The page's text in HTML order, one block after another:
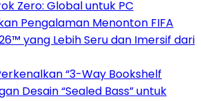
Zero: Global untuk PC
Pengalaman Menonton FIFA
yang Lebih Seru dan Imersif dari
“3-Way Bookshelf
Desain “Sealed Bass” untuk